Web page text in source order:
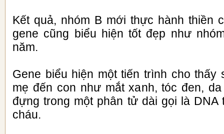
Kết quả, nhóm B mới thực hành thiền
gene cũng biểu hiện tốt đẹp như
năm.
Gene biểu hiện một tiến trình cho
mẹ đến con như mắt xanh, tóc đen,
đựng trong một phân tử dài gọi là
cháu.